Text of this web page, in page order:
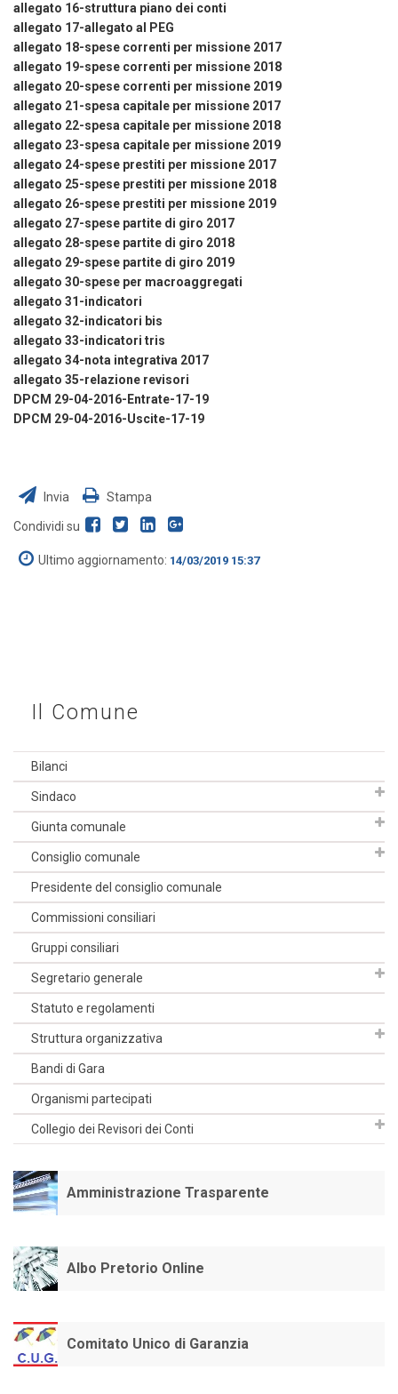
allegato 16-struttura piano dei conti
allegato 17-allegato al PEG
allegato 18-spese correnti per missione 2017
allegato 19-spese correnti per missione 2018
allegato 20-spese correnti per missione 2019
allegato 21-spesa capitale per missione 2017
allegato 22-spesa capitale per missione 2018
allegato 23-spesa capitale per missione 2019
allegato 24-spese prestiti per missione 2017
allegato 25-spese prestiti per missione 2018
allegato 26-spese prestiti per missione 2019
allegato 27-spese partite di giro 2017
allegato 28-spese partite di giro 2018
allegato 29-spese partite di giro 2019
allegato 30-spese per macroaggregati
allegato 31-indicatori
allegato 32-indicatori bis
allegato 33-indicatori tris
allegato 34-nota integrativa 2017
allegato 35-relazione revisori
DPCM 29-04-2016-Entrate-17-19
DPCM 29-04-2016-Uscite-17-19
Invia Stampa
Condividi su
Ultimo aggiornamento: 14/03/2019 15:37
Il Comune
Bilanci
Sindaco
Giunta comunale
Consiglio comunale
Presidente del consiglio comunale
Commissioni consiliari
Gruppi consiliari
Segretario generale
Statuto e regolamenti
Struttura organizzativa
Bandi di Gara
Organismi partecipati
Collegio dei Revisori dei Conti
Amministrazione Trasparente
Albo Pretorio Online
Comitato Unico di Garanzia